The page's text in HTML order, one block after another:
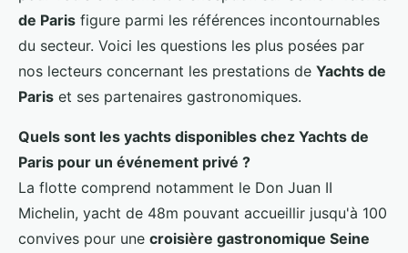
de Paris figure parmi les références incontournables
du secteur. Voici les questions les plus posées par
nos lecteurs concernant les prestations de Yachts de
Paris et ses partenaires gastronomiques.
Quels sont les yachts disponibles chez Yachts de
Paris pour un événement privé ?
La flotte comprend notamment le Don Juan II
Michelin, yacht de 48m pouvant accueillir jusqu'à 100
convives pour une croisière gastronomique Seine